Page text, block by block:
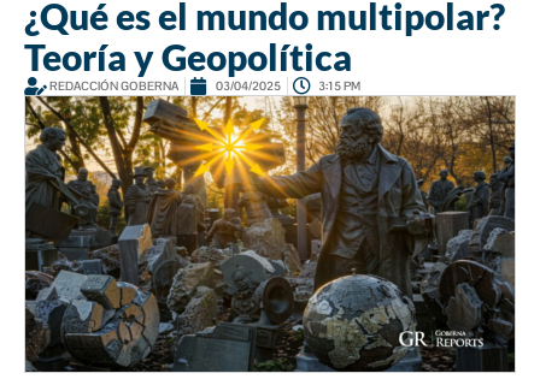
¿Qué es el mundo multipolar?
Teoría y Geopolítica
REDACCIÓN GOBERNA 03/04/2025 3:15 PM